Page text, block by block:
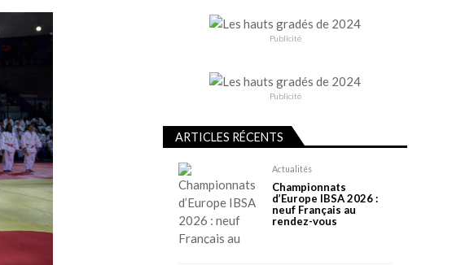
Publicité
Publicité
ARTICLES RÉCENTS
Actualités
Championnats
d’Europe IBSA 2026 :
neuf Français au
rendez-vous